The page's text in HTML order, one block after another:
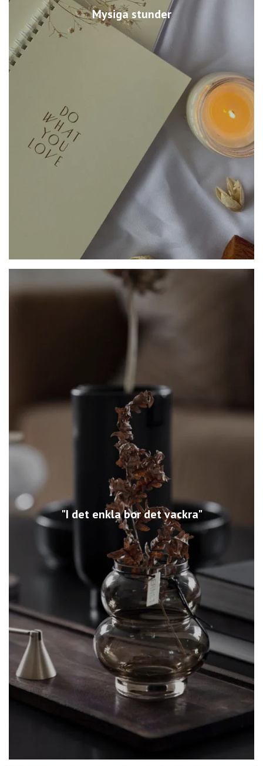
Mysiga stunder
"I det enkla bor det vackra"